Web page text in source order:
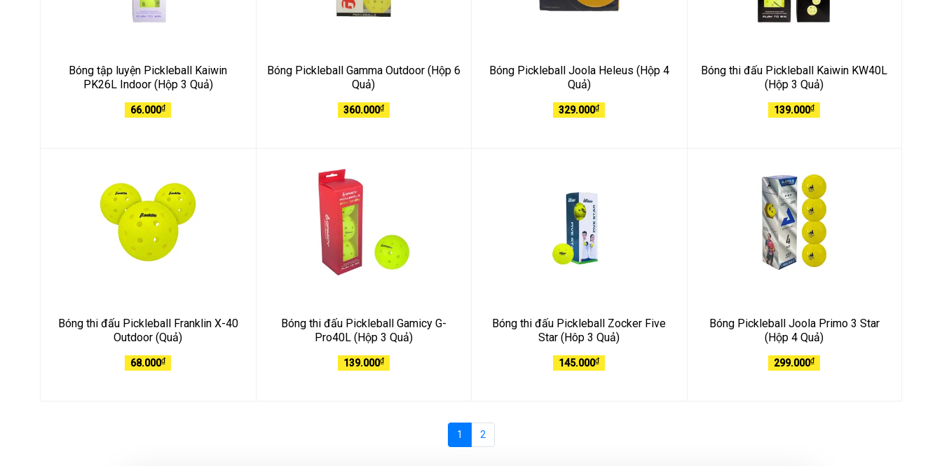
Bóng tập luyện Pickleball Kaiwin
PK26L Indoor (Hộp 3 Quả)
66.000₫
Bóng Pickleball Gamma Outdoor (Hộp 6
Quả)
360.000₫
Bóng Pickleball Joola Heleus (Hộp 4
Quả)
329.000₫
Bóng thi đấu Pickleball Kaiwin KW40L
(Hộp 3 Quả)
139.000₫
Bóng thi đấu Pickleball Franklin X-40
Outdoor (Quả)
68.000₫
Bóng thi đấu Pickleball Gamicy G-
Pro40L (Hộp 3 Quả)
139.000₫
Bóng thi đấu Pickleball Zocker Five
Star (Hôp 3 Quả)
145.000₫
Bóng Pickleball Joola Primo 3 Star
(Hộp 4 Quả)
299.000₫
1 2